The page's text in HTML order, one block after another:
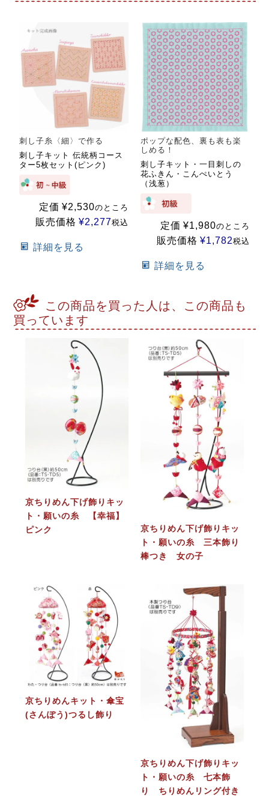
刺し子糸〈細〉で作る
刺し子キット 伝統柄コース
ター5枚セット(ピンク)
定価 ¥2,530のところ
販売価格 ¥2,277税込
詳細を見る
ポップな配色、裏も表も楽
しめる！
刺し子キット・一目刺しの
花ふきん・こんぺいとう
（浅葱）
定価 ¥1,980のところ
販売価格 ¥1,782税込
詳細を見る
この商品を買った人は、この商品も
買っています
京ちりめん下げ飾りキッ
ト・願いの糸 【幸福】
ピンク
京ちりめん下げ飾りキッ
ト・願いの糸 三本飾り
棒つき 女の子
京ちりめんキット・傘宝
(さんぽう)つるし飾り
京ちりめん下げ飾りキッ
ト・願いの糸 七本飾
り ちりめんリング付き